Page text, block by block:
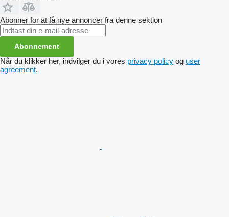
Abonner for at få nye annoncer fra denne sektion
Abonnement
Når du klikker her, indvilger du i vores privacy policy og user
agreement.